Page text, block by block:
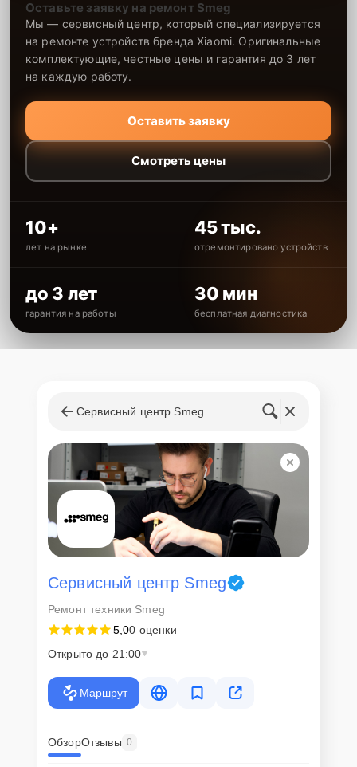
Оставьте заявку на ремонт Smeg
Мы — сервисный центр, который специализируется
на ремонте устройств бренда Xiaomi. Оригинальные
комплектующие, честные цены и гарантия до 3 лет
на каждую работу.
Оставить заявку
Смотреть цены
10+
лет на рынке
45 тыс.
отремонтировано устройств
до 3 лет
гарантия на работы
30 мин
бесплатная диагностика
Сервисный центр Smeg
Сервисный центр Smeg
Ремонт техники Smeg
5,00 оценки
Открыто до 21:00
Маршрут
ОбзорОтзывы 0